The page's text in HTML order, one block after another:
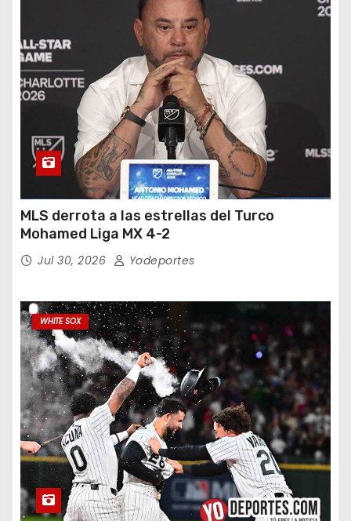
MLS derrota a las estrellas del Turco
Mohamed Liga MX 4-2
Jul 30, 2026 Yodeportes
WHITE SOX